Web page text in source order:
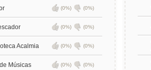
(0%) (0%)
(0%) (0%)
Acalmia (0%) (0%)
Músicas (0%) (0%)